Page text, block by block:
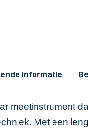
informatie
meetinstrument
Met een